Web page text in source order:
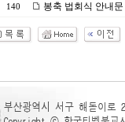
140 봉축 법회식 안내문